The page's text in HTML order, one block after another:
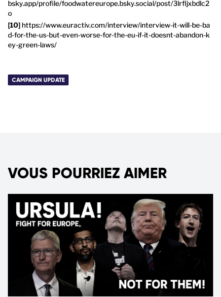
bsky.app/profile/foodwatereurope.bsky.social/post/3lrfljxbdlc2
o
https://www.euractiv.com/interview/interview-it-will-be-ba
d-for-the-us-but-even-worse-for-the-eu-if-it-doesnt-abandon-k
ey-green-laws/
CAMPAIGN UPDATE
VOUS POURRIEZ AIMER